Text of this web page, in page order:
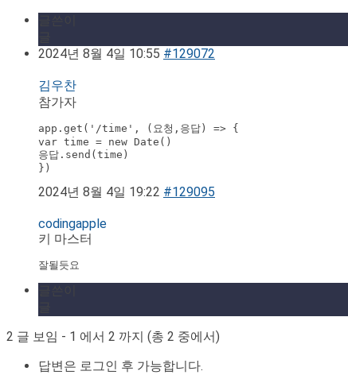
2024년 8월 4일 10:55 #129072
김우찬
참가자
app.get('/time', (요청,응답) => {
var time = new Date()
응답.send(time)
})
2024년 8월 4일 19:22 #129095
codingapple
키 마스터
잘될듯요
2 글 보임 - 1 에서 2 까지 (총 2 중에서)
답변은 로그인 후 가능합니다.